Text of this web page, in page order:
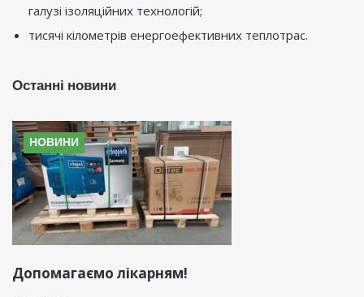
галузі ізоляційних технологій;
тисячі кілометрів енергоефективних теплотрас.
Останні новини
НОВИНИ
Допомагаємо лікарням!